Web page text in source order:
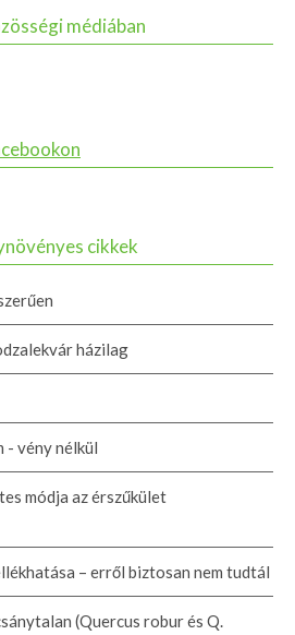
médiában
cikkek
házilag
- vény nélkül
módja az érszűkület
– erről biztosan nem tudtál
(Quercus robur és Q.